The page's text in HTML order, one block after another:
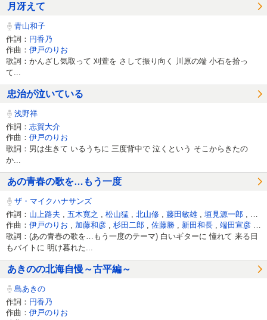
月冴えて
青山和子
作詞： 円香乃
作曲： 伊戸のりお
歌詞：かんざし気取って 刈萱を さして振り向く 川原の端 小石を拾っ
て...
忠治が泣いている
浅野祥
作詞： 志賀大介
作曲： 伊戸のりお
歌詞：男は生きて いるうちに 三度背中で 泣くという そこからきたの
か...
あの青春の歌を…もう一度
ザ・マイクハナサンズ
作詞： 山上路夫 五木寛之 松山猛 北山修 藤田敏雄 垣見源一郎
作曲： 伊戸のりお 加藤和彦 杉田二郎 佐藤勝 新田和長 端田宣彦
歌詞：(あの青春の歌を…もう一度のテーマ) 白いギターに 憧れて 来る日
もバイトに 明け暮れた...
あきのの北海自慢～古平編～
島あきの
作詞： 円香乃
作曲： 伊戸のりお